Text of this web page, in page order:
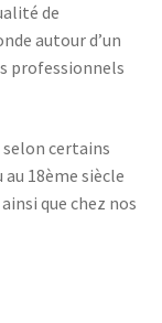
de
autour d’un
professionnels
selon certains
18ème siècle
que chez nos